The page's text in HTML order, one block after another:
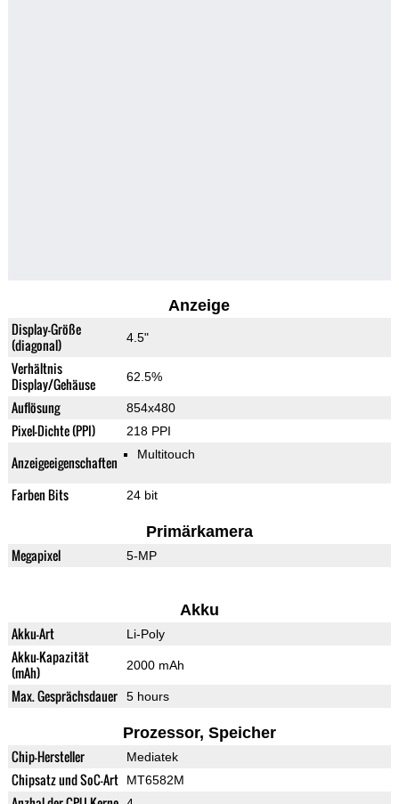
Anzeige
Display-Größe
(diagonal)
4.5"
Verhältnis
Display/Gehäuse
62.5%
Auflösung 854x480
Pixel-Dichte (PPI) 218 PPI
Anzeigeeigenschaften Multitouch
Farben Bits 24 bit
Primärkamera
Megapixel 5-MP
Akku
Akku-Art Li-Poly
Akku-Kapazität
(mAh)
2000 mAh
Max. Gesprächsdauer 5 hours
Prozessor, Speicher
Chip-Hersteller Mediatek
Chipsatz und SoC-Art MT6582M